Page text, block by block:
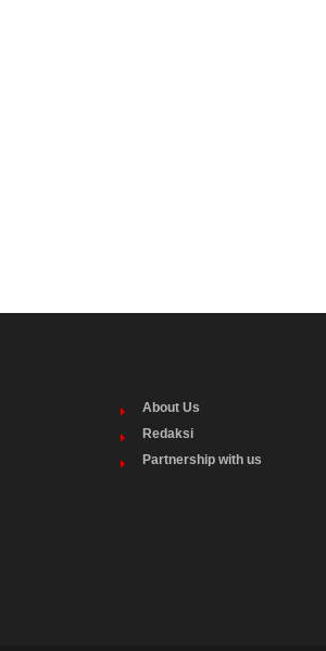
About Us
Redaksi
Partnership with us